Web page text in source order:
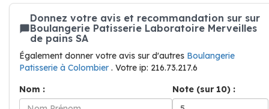
Donnez votre avis et recommandation sur sur
Boulangerie Patisserie Laboratoire Merveilles
de pains SA
Également donner votre avis sur d'autres Boulangerie
Patisserie à Colombier . Votre ip: 216.73.217.6
Nom :
Note (sur 10) :